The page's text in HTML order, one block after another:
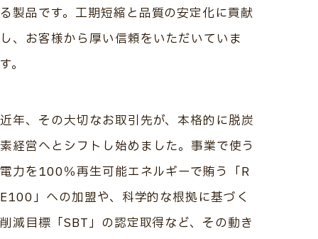
る製品です。工期短縮と品質の安定化に貢献
し、お客様から厚い信頼をいただいていま
す。
近年、その大切なお取引先が、本格的に脱炭
素経営へとシフトし始めました。事業で使う
電力を100％再生可能エネルギーで賄う「R
E100」への加盟や、科学的な根拠に基づく
削減目標「SBT」の認定取得など、その動き